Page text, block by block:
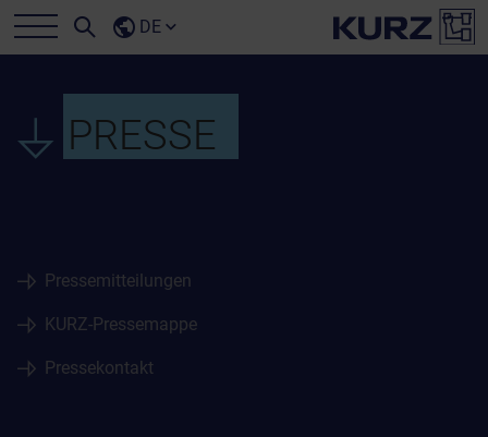
DE
PRESSE
Pressemitteilungen
KURZ-Pressemappe
Pressekontakt